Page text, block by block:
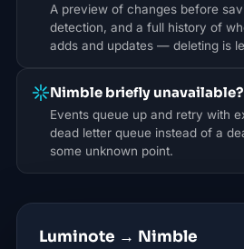
A preview of changes before
detection, and a full history of
adds and updates — deleting is
Nimble briefly
Events queue up and retry with
dead letter queue instead of a
some unknown point.
Luminote → Nimble